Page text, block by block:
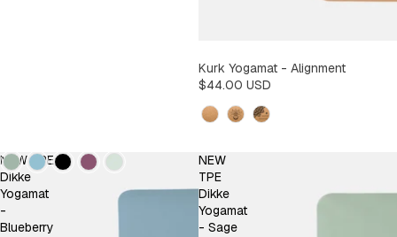
Kleur
Kurk Yogamat - Alignment
$44.00 USD
Design
NEW TPE
Dikke
Yogamat
-
Blueberry
NEW
TPE
Dikke
Yogamat
- Sage